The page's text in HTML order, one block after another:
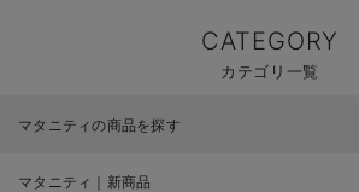
CATEGORY
カテゴリ一覧
マタニティの商品を探す
マタニティ｜新商品